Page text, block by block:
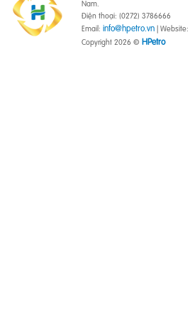
Nam.
Điện thoại: (0272) 3786666
Email: info@hpetro.vn | Website:
Copyright 2026 © HPetro